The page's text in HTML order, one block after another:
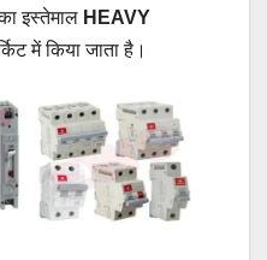
इस्तेमाल HEAVY
में किया जाता है।